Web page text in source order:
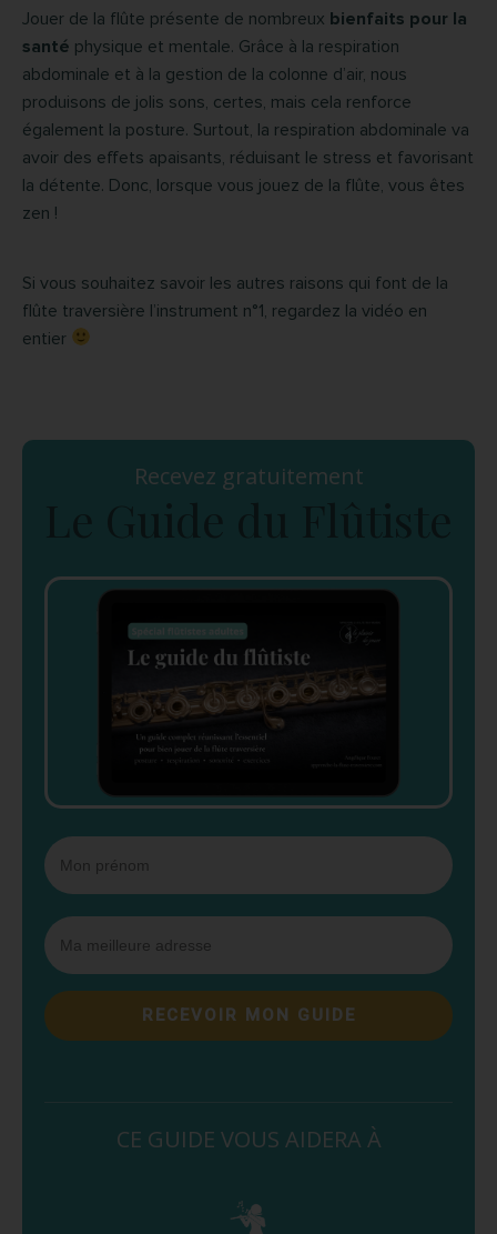
Jouer de la flûte présente de nombreux bienfaits pour la
santé physique et mentale. Grâce à la respiration
abdominale et à la gestion de la colonne d’air, nous
produisons de jolis sons, certes, mais cela renforce
également la posture. Surtout, la respiration abdominale va
avoir des effets apaisants, réduisant le stress et favorisant
la détente. Donc, lorsque vous jouez de la flûte, vous êtes
zen !
Si vous souhaitez savoir les autres raisons qui font de la
flûte traversière l’instrument n°1, regardez la vidéo en
entier
Recevez gratuitement
RECEVOIR MON GUIDE
CE GUIDE VOUS AIDERA À